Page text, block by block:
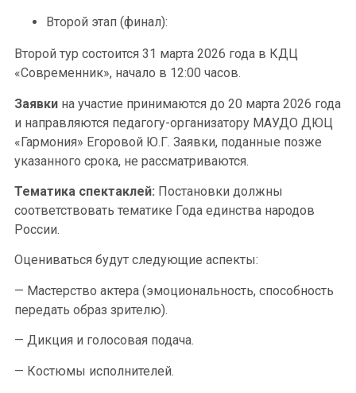
Второй этап (финал):
Второй тур состоится 31 марта 2026 года в КДЦ
«Современник», начало в 12:00 часов.
Заявки на участие принимаются до 20 марта 2026 года
и направляются педагогу-организатору МАУДО ДЮЦ
«Гармония» Егоровой Ю.Г. Заявки, поданные позже
указанного срока, не рассматриваются.
Тематика спектаклей: Постановки должны
соответствовать тематике Года единства народов
России.
Оцениваться будут следующие аспекты:
— Мастерство актера (эмоциональность, способность
передать образ зрителю).
— Дикция и голосовая подача.
— Костюмы исполнителей.